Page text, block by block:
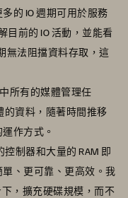
的 IO 週期可用於服務
目前的 IO 活動，並能看
無法阻擋資料存取，這
所有的媒體管理任
的資料，隨著時間推移
作方式。
制器和大量的 RAM 即
、更可靠、更高效。我
，擴充硬碟規模，而不